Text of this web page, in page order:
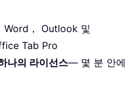
， Outlook 및
Tab Pro
나의 라이선스— 몇 분 안에